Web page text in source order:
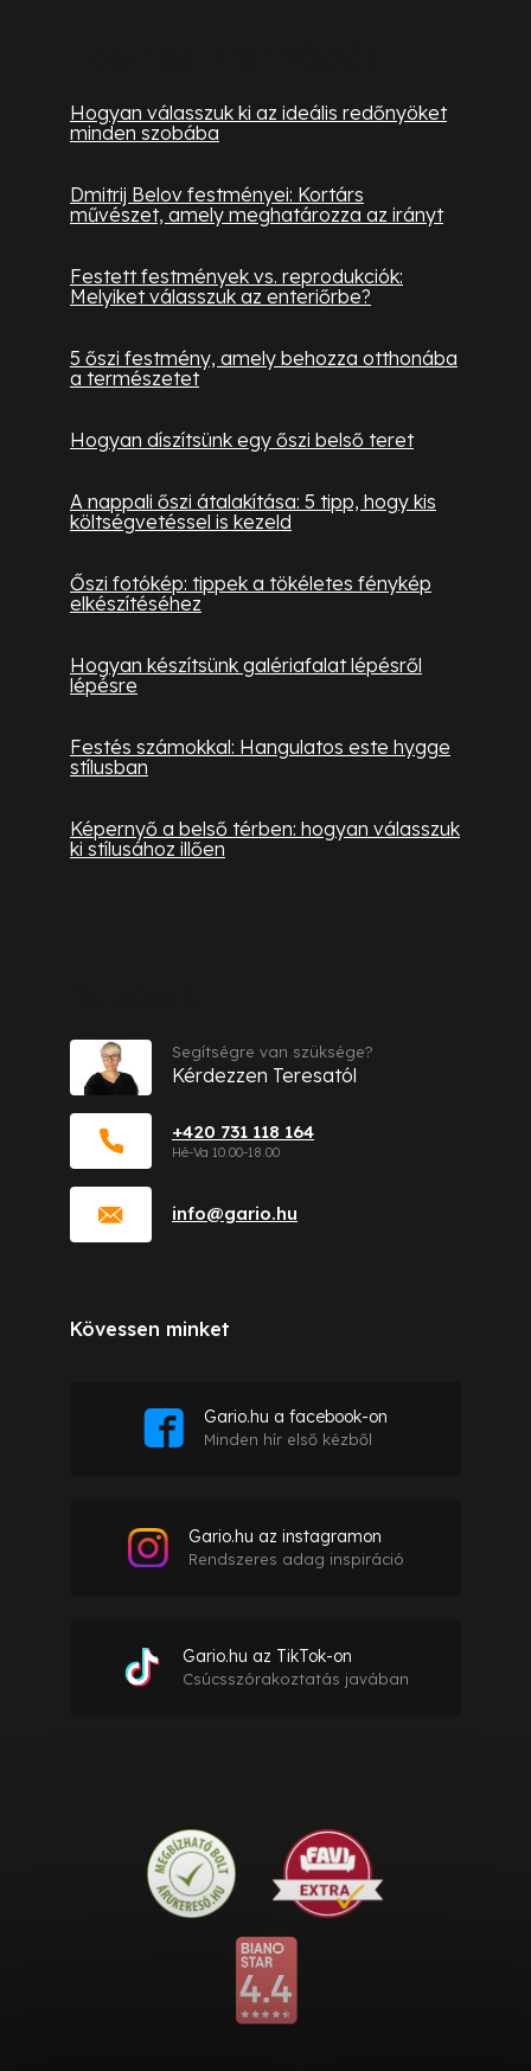
Hogyan válasszuk ki az ideális redőnyöket
minden szobába
Dmitrij Belov festményei: Kortárs
művészet, amely meghatározza az irányt
Festett festmények vs. reprodukciók:
Melyiket válasszuk az enteriőrbe?
5 őszi festmény, amely behozza otthonába
a természetet
Hogyan díszítsünk egy őszi belső teret
A nappali őszi átalakítása: 5 tipp, hogy kis
költségvetéssel is kezeld
Őszi fotókép: tippek a tökéletes fénykép
elkészítéséhez
Hogyan készítsünk galériafalat lépésről
lépésre
Festés számokkal: Hangulatos este hygge
stílusban
Képernyő a belső térben: hogyan válasszuk
ki stílusához illően
info@gario.hu
+420 731 118 164
Segítségre van szüksége?
Kérdezzen Teresatól
Kövessen minket
Gario.hu a facebook-on
Minden hír első kézből
Gario.hu az instagramon
Rendszeres adag inspiráció
Gario.hu az TikTok-on
Csúcsszórakoztatás javában